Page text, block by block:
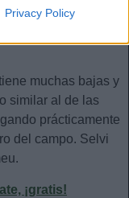
Privacy Policy
muchas bajas y
similar al de las
prácticamente
del campo. Selvi
¡gratis!